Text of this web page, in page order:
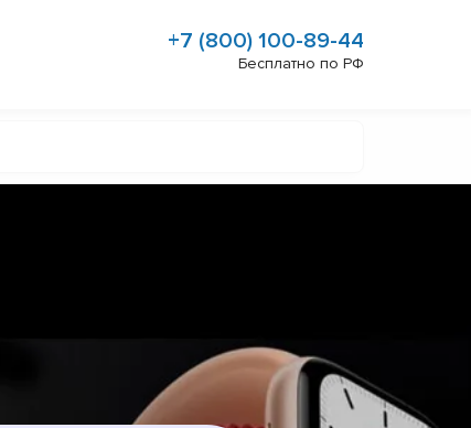
+7 (800) 100-89-44
Бесплатно по РФ